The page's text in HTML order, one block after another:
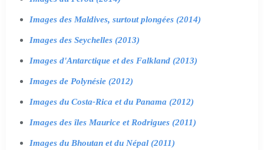
Images des Maldives, surtout plongées (2014)
Images des Seychelles (2013)
Images d'Antarctique et des Falkland (2013)
Images de Polynésie (2012)
Images du Costa-Rica et du Panama (2012)
Images des îles Maurice et Rodrigues (2011)
Images du Bhoutan et du Népal (2011)